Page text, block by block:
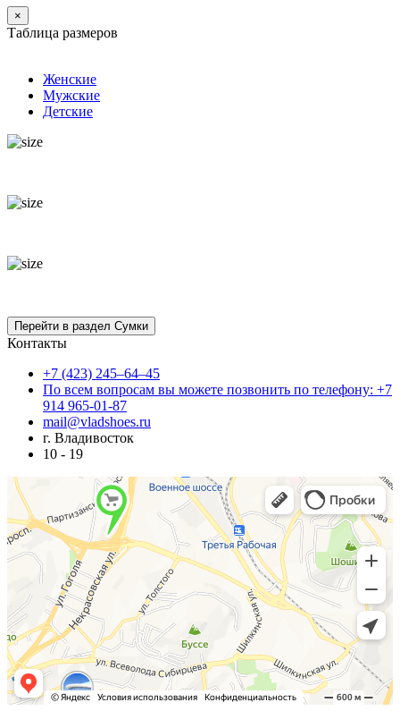
×
Таблица размеров
Женские
Мужские
Детские
Контакты
+7 (423) 245–64–45
По всем вопросам вы можете позвонить по телефону: +7
914 965-01-87
mail@vladshoes.ru
г. Владивосток
10 - 19